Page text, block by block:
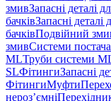
змивЗапасні деталі
бачкiвЗапасні
бачкiвПодвійний
змивСистеми
MLТруби системи
SLФітингиЗапасні
ФітингиМуфти
нероз’ємні